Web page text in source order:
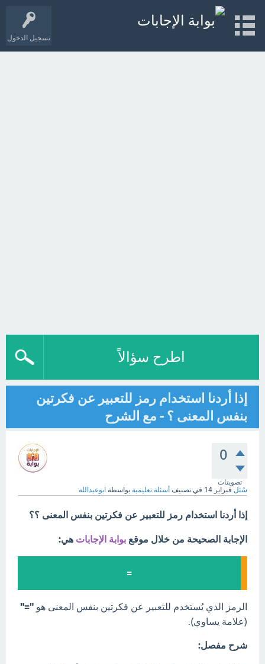
تسجيل الدخول
اطرح سؤالاً
إذا أردنا استخدام رمز للتعبير عن فكرتين
بنفس المعنى ؟ - مع الشرح
0
تصويتات
سُئل فبراير 14 في تصنيف أسئلة تعليمية بواسطة ابوعبدالله
إذا أردنا استخدام رمز للتعبير عن فكرتين بنفس المعنى ؟؟
الإجابة الصحيحة من خلال موقع بوابة الإجابات هي:
=
الرمز الذي يُستخدم للتعبير عن فكرتين بنفس المعنى هو "="
(علامة يساوي).
شرح مفصل: